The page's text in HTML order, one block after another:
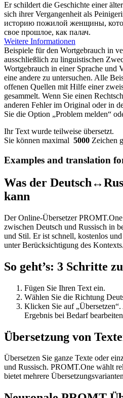
Er schildert die Geschichte einer
sich ihrer Vergangenheit als
историю пожилой женщины,
свое прошлое, как палач.
Weitere Informationen
Beispiele für den Wortgebrauch in
ausschließlich zu linguistischen
Wortgebrauch in einer Sprache und
eine andere zu untersuchen. Alle
offenen Quellen mit Hilfe einer
gesammelt. Wenn Sie einen
anderen Fehler im Original oder in
Sie die Option „Problem melden“
Ihr Text wurde teilweise übersetzt.
Sie können maximal 5000 Zeichen
Examples and translation
Was der
kann
Der Online-Übersetzer
zwischen Deutsch und Russisch in
und Stil. Er ist schnell, kostenlos
unter Berücksichtigung des Kontexts.
So geht’s: 3 Schritte
Fügen Sie Ihren Text ein.
Wählen Sie die Richtung
Klicken Sie auf
Ergebnis bei Bedarf
Übersetzung von
Übersetzen Sie ganze Texte oder
und Russisch. PROMT.One wählt
bietet mehrere